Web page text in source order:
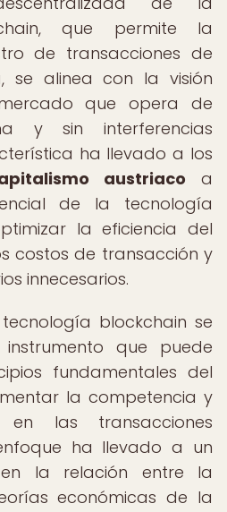
que permite la
de transacciones de
se alinea con la visión
que opera de
y sin interferencias
ha llevado a los
austriaco a
de la tecnología
la eficiencia del
costos de transacción y
innecesarios.
blockchain se
que puede
fundamentales del
la competencia y
las transacciones
ha llevado a un
la relación entre la
económicas de la